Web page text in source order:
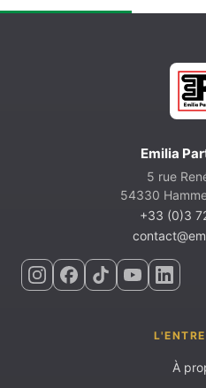
Emilia
5 rue
54330
+33 (0)3
À